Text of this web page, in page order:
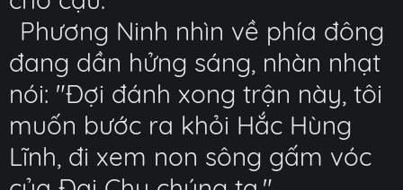
Phương Ninh nhìn về phía đông
đang dần hửng sáng, nhàn nhạt
nói: "Đợi đánh xong trận này, tôi
muốn bước ra khỏi Hắc Hùng
Lĩnh, đi xem non sông gấm vóc